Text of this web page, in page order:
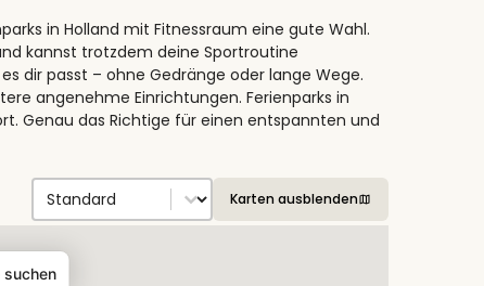
in Holland mit Fitnessraum eine gute Wahl.
kannst trotzdem deine Sportroutine
dir passt – ohne Gedränge oder lange Wege.
angenehme Einrichtungen. Ferienparks in
Genau das Richtige für einen entspannten und
Sort by
Sort content Karten ausblenden
suchen